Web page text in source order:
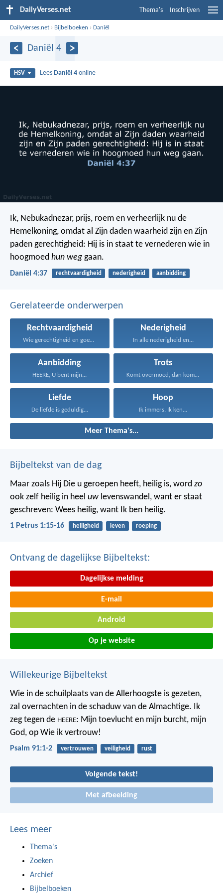
DailyVerses.net Thema's Inschrijven
DailyVerses.net › Bijbelboeken ›Daniël
Daniël 4
HSV Lees Daniël 4 online
Ik, Nebukadnezar, prijs, roem en verheerlijk nu de
Hemelkoning, omdat al Zijn daden waarheid zijn en Zijn
paden gerechtigheid: Hij is in staat te vernederen wie in
hoogmoed hun weg gaan.
Daniël 4:37 rechtvaardigheid nederigheid aanbidding
Gerelateerde onderwerpen
Rechtvaardigheid
Wie gerechtigheid en goedertierenheid...
Nederigheid
In alle nederigheid en...
Aanbidding
HEERE, U bent mijn...
Trots
Komt overmoed, dan komt...
Liefde
De liefde is geduldig...
Hoop
Ik immers, Ik ken...
Meer Thema's...
Bijbeltekst van de dag
Maar zoals Hij Die u geroepen heeft, heilig is, word zo
ook zelf heilig in heel uw levenswandel, want er staat
geschreven: Wees heilig, want Ik ben heilig.
1 Petrus 1:15-16 heiligheid leven roeping
Ontvang de dagelijkse Bijbeltekst:
Dagelijkse melding
E-mail
Android
Op je website
Willekeurige Bijbeltekst
Wie in de schuilplaats van de Allerhoogste is gezeten,
zal overnachten in de schaduw van de Almachtige. Ik
zeg tegen de HEERE: Mijn toevlucht en mijn burcht, mijn
God, op Wie ik vertrouw!
Psalm 91:1-2 vertrouwen veiligheid rust
Volgende tekst!
Met afbeelding
Lees meer
Thema's
Zoeken
Archief
Bijbelboeken